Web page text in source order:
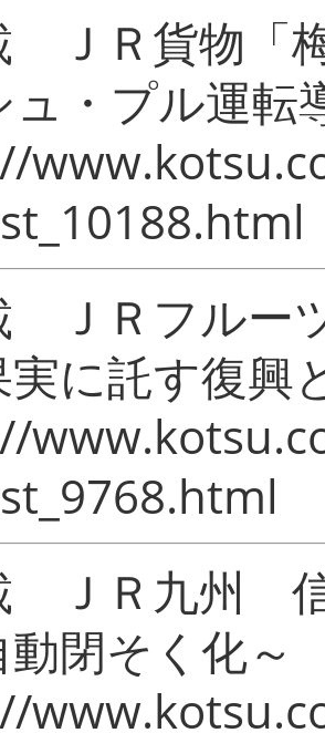
ＪＲ貨物「
ュ・プル運転
ＪＲフルー
に託す復興
ＪＲ九州 信
閉そく化～